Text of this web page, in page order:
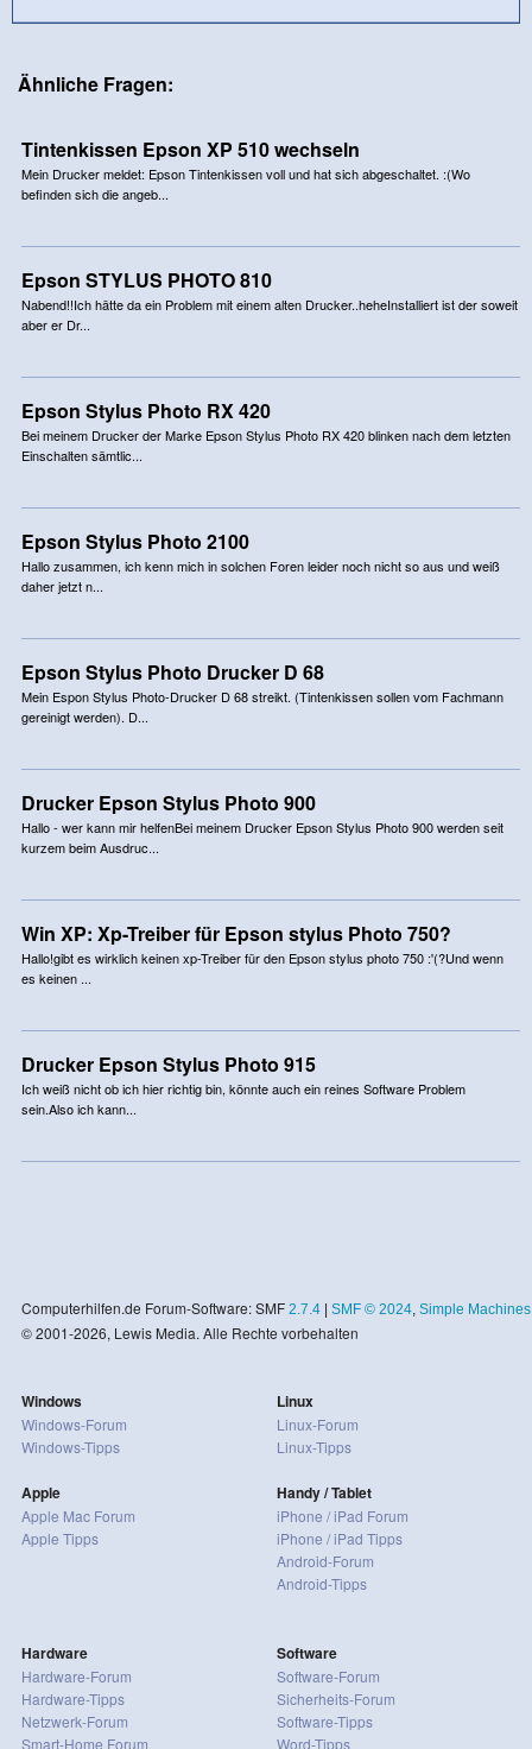
Ähnliche Fragen:
Tintenkissen Epson XP 510 wechseln
Mein Drucker meldet: Epson Tintenkissen voll und hat sich abgeschaltet. :(Wo
befinden sich die angeb...
Epson STYLUS PHOTO 810
Nabend!!Ich hätte da ein Problem mit einem alten Drucker..heheInstalliert ist der soweit
aber er Dr...
Epson Stylus Photo RX 420
Bei meinem Drucker der Marke Epson Stylus Photo RX 420 blinken nach dem letzten
Einschalten sämtlic...
Epson Stylus Photo 2100
Hallo zusammen, ich kenn mich in solchen Foren leider noch nicht so aus und weiß
daher jetzt n...
Epson Stylus Photo Drucker D 68
Mein Espon Stylus Photo-Drucker D 68 streikt. (Tintenkissen sollen vom Fachmann
gereinigt werden). D...
Drucker Epson Stylus Photo 900
Hallo - wer kann mir helfenBei meinem Drucker Epson Stylus Photo 900 werden seit
kurzem beim Ausdruc...
Win XP: Xp-Treiber für Epson stylus Photo 750?
Hallo!gibt es wirklich keinen xp-Treiber für den Epson stylus photo 750 :'(?Und wenn
es keinen ...
Drucker Epson Stylus Photo 915
Ich weiß nicht ob ich hier richtig bin, könnte auch ein reines Software Problem
sein.Also ich kann...
Computerhilfen.de Forum-Software: SMF 2.7.4| SMF © 2024, Simple Machines
© 2001-2026, Lewis Media. Alle Rechte vorbehalten
Windows
Windows-Forum
Windows-Tipps
Apple
Apple Mac Forum
Apple Tipps
Linux
Linux-Forum
Linux-Tipps
Handy / Tablet
iPhone / iPad Forum
iPhone / iPad Tipps
Android-Forum
Android-Tipps
Hardware
Hardware-Forum
Hardware-Tipps
Netzwerk-Forum
Smart-Home Forum
Software
Software-Forum
Sicherheits-Forum
Software-Tipps
Word-Tipps